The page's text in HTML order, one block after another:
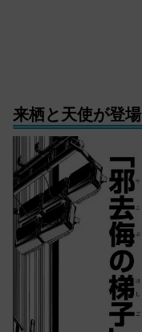
来栖と天使が登場